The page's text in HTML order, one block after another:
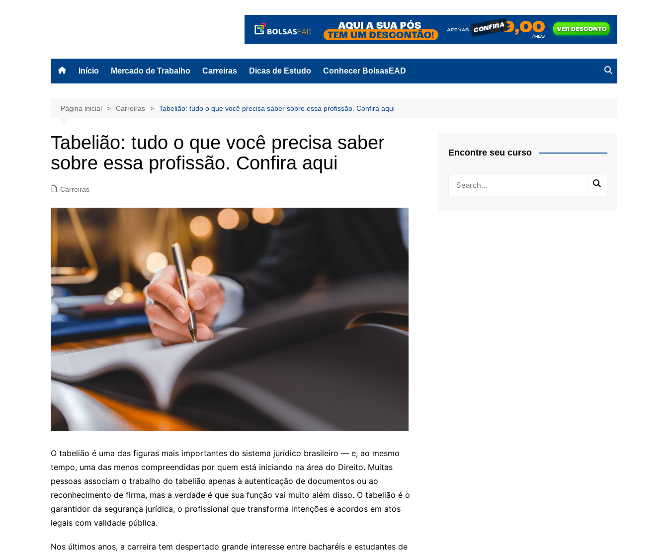
Início Mercado de Trabalho Carreiras Dicas de Estudo Conhecer BolsasEAD
Página inicial Carreiras Tabelião: tudo o que você precisa saber sobre essa profissão. Confira aqui
Tabelião: tudo o que você precisa saber
sobre essa profissão. Confira aqui
Carreiras
O tabelião é uma das figuras mais importantes do sistema jurídico brasileiro — e, ao mesmo
tempo, uma das menos compreendidas por quem está iniciando na área do Direito. Muitas
pessoas associam o trabalho do tabelião apenas à autenticação de documentos ou ao
reconhecimento de firma, mas a verdade é que sua função vai muito além disso. O tabelião é o
garantidor da segurança jurídica, o profissional que transforma intenções e acordos em atos
legais com validade pública.
Nos últimos anos, a carreira tem despertado grande interesse entre bacharéis e estudantes de
Encontre seu curso